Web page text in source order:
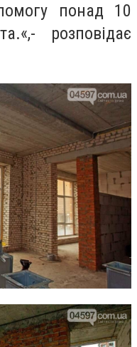
понад 10
розповідає